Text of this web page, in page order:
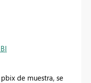
de muestra, se